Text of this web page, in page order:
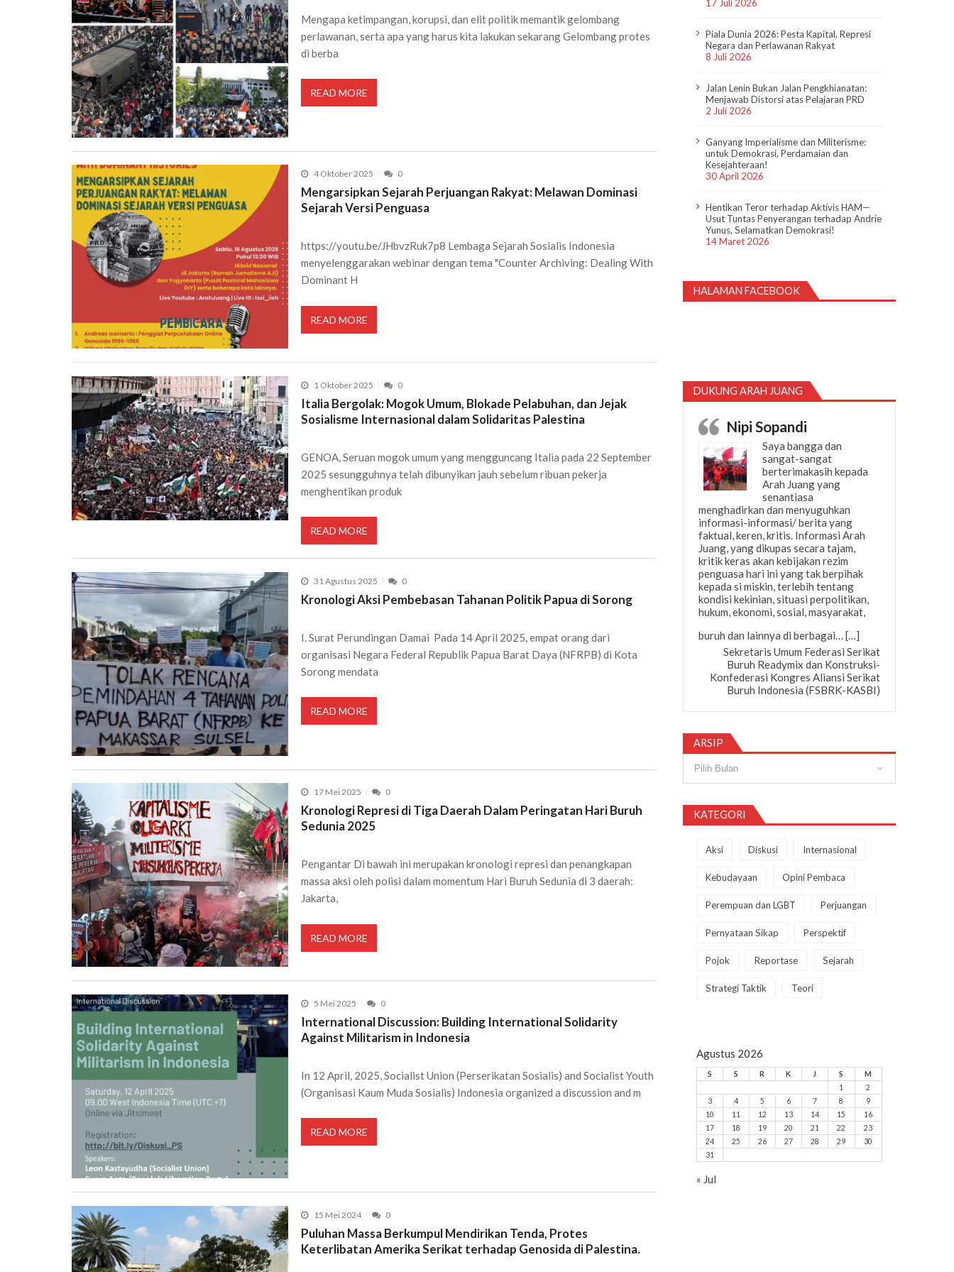
Mengapa ketimpangan, korupsi, dan elit politik memantik gelombang
perlawanan, serta apa yang harus kita lakukan sekarang Gelombang protes
di berba
READ MORE
4 Oktober 2025 0
Mengarsipkan Sejarah Perjuangan Rakyat: Melawan Dominasi
Sejarah Versi Penguasa
https://youtu.be/JHbvzRuk7p8 Lembaga Sejarah Sosialis Indonesia
menyelenggarakan webinar dengan tema "Counter Archiving: Dealing With
Dominant H
READ MORE
1 Oktober 2025 0
Italia Bergolak: Mogok Umum, Blokade Pelabuhan, dan Jejak
Sosialisme Internasional dalam Solidaritas Palestina
GENOA, Seruan mogok umum yang mengguncang Italia pada 22 September
2025 sesungguhnya telah dibunyikan jauh sebelum ribuan pekerja
menghentikan produk
READ MORE
31 Agustus 2025 0
Kronologi Aksi Pembebasan Tahanan Politik Papua di Sorong
I. Surat Perundingan Damai Pada 14 April 2025, empat orang dari
organisasi Negara Federal Republik Papua Barat Daya (NFRPB) di Kota
Sorong mendata
READ MORE
17 Mei 2025 0
Kronologi Represi di Tiga Daerah Dalam Peringatan Hari Buruh
Sedunia 2025
Pengantar Di bawah ini merupakan kronologi represi dan penangkapan
massa aksi oleh polisi dalam momentum Hari Buruh Sedunia di 3 daerah:
Jakarta,
READ MORE
5 Mei 2025 0
International Discussion: Building International Solidarity
Against Militarism in Indonesia
In 12 April, 2025, Socialist Union (Perserikatan Sosialis) and Socialist Youth
(Organisasi Kaum Muda Sosialis) Indonesia organized a discussion and m
READ MORE
15 Mei 2024 0
Puluhan Massa Berkumpul Mendirikan Tenda, Protes
Keterlibatan Amerika Serikat terhadap Genosida di Palestina.
17 Juli 2026
Piala Dunia 2026: Pesta Kapital, Represi
Negara dan Perlawanan Rakyat
8 Juli 2026
Jalan Lenin Bukan Jalan Pengkhianatan:
Menjawab Distorsi atas Pelajaran PRD
2 Juli 2026
Ganyang Imperialisme dan Militerisme:
untuk Demokrasi, Perdamaian dan
Kesejahteraan!
30 April 2026
Hentikan Teror terhadap Aktivis HAM—
Usut Tuntas Penyerangan terhadap Andrie
Yunus, Selamatkan Demokrasi!
14 Maret 2026
HALAMAN FACEBOOK
DUKUNG ARAH JUANG
Nipi Sopandi
Saya bangga dan
sangat-sangat
berterimakasih kepada
Arah Juang yang
senantiasa
menghadirkan dan menyuguhkan
informasi-informasi/ berita yang
faktual, keren, kritis. Informasi Arah
Juang, yang dikupas secara tajam,
kritik keras akan kebijakan rezim
penguasa hari ini yang tak berpihak
kepada si miskin, terlebih tentang
kondisi kekinian, situasi perpolitikan,
hukum, ekonomi, sosial, masyarakat,
buruh dan lainnya di berbagai…[…]
Sekretaris Umum Federasi Serikat
Buruh Readymix dan Konstruksi-
Konfederasi Kongres Aliansi Serikat
Buruh Indonesia (FSBRK-KASBI)
ARSIP
KATEGORI
Aksi Diskusi Internasional
Kebudayaan Opini Pembaca
Perempuan dan LGBT Perjuangan
Pernyataan Sikap Perspektif
Pojok Reportase Sejarah
Strategi Taktik Teori
Agustus 2026
S S R K J S
M
1
2
3
4 5 6 7 8
9
10
11 12 13 14 15
16
17
18 19 20 21 22
23
24
25 26 27 28 29
30
31
« Jul